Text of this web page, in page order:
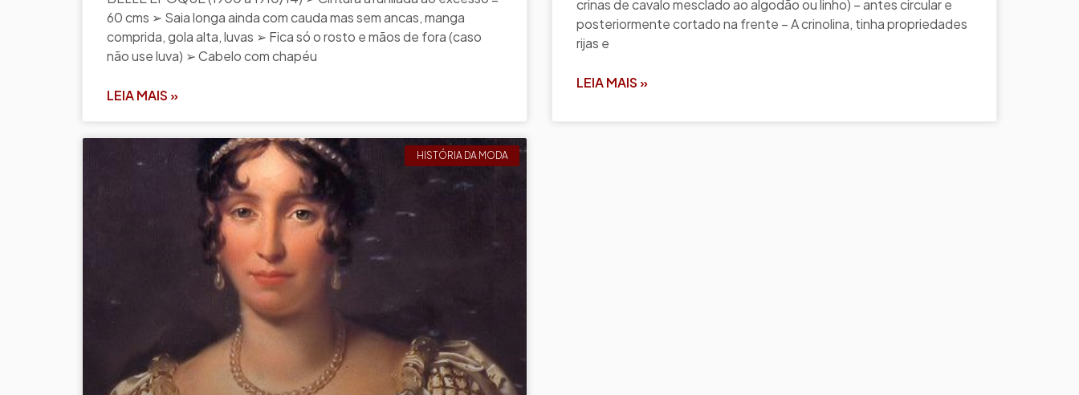
60 cms ➢ Saia longa ainda com cauda mas sem ancas, manga
comprida, gola alta, luvas ➢ Fica só o rosto e mãos de fora (caso
não use luva) ➢ Cabelo com chapéu
LEIA MAIS »
crinas de cavalo mesclado ao algodão ou linho) – antes circular e
posteriormente cortado na frente – A crinolina, tinha propriedades
rijas e
LEIA MAIS »
HISTÓRIA DA MODA